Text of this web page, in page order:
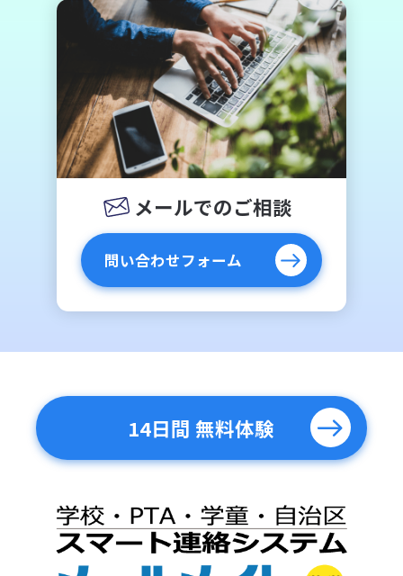
メールでのご相談
問い合わせフォーム
14日間 無料体験